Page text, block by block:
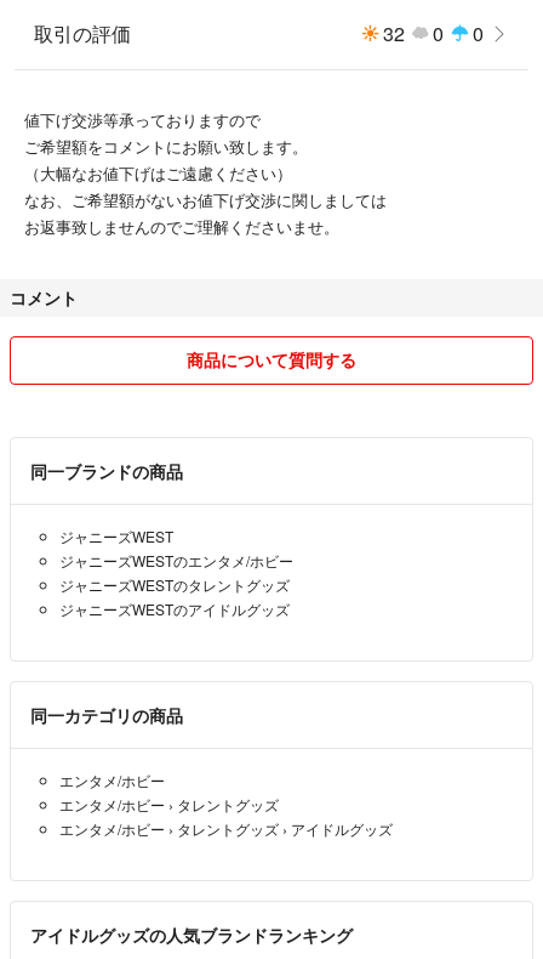
取引の評価 32 0 0
値下げ交渉等承っておりますので
ご希望額をコメントにお願い致します。
（大幅なお値下げはご遠慮ください）
なお、ご希望額がないお値下げ交渉に関しましては
お返事致しませんのでご理解くださいませ。
コメント
商品について質問する
同一ブランドの商品
ジャニーズWEST
ジャニーズWESTのエンタメ/ホビー
ジャニーズWESTのタレントグッズ
ジャニーズWESTのアイドルグッズ
同一カテゴリの商品
エンタメ/ホビー
エンタメ/ホビー › タレントグッズ
エンタメ/ホビー › タレントグッズ › アイドルグッズ
アイドルグッズの人気ブランドランキング